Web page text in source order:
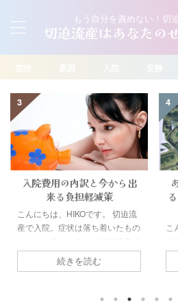
もう自分を責めない！切
切迫流産はあなたの
症状
4
あなたも傷病手当金が貰え
る？切迫早産で貰う5つの条
件と申請手順
こんにちは、HIKOです。 傷病手
金は切迫早産など、働けない期間
の生活を補償してくれる制度で
いますが、ちょっと違います。
続きを読む
5
産
す